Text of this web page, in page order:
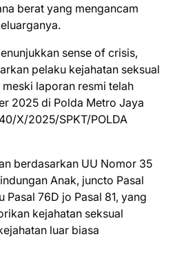
berat yang mengancam
sense of crisis,
pelaku kejahatan seksual
laporan resmi telah
2025 di Polda Metro Jaya
X/2025/SPKT/POLDA
berdasarkan UU Nomor 35
Anak, juncto Pasal
Pasal 76D jo Pasal 81, yang
kejahatan seksual
luar biasa